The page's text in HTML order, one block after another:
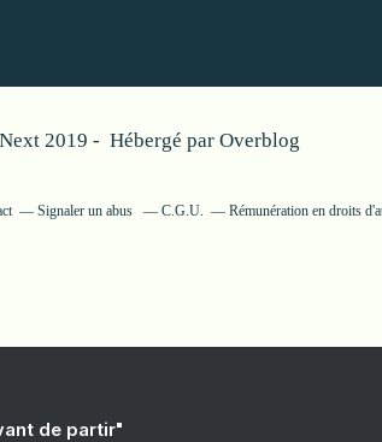
2019 - Hébergé par Overblog
Signaler un abus C.G.U. Rémunération en droits
de partir"